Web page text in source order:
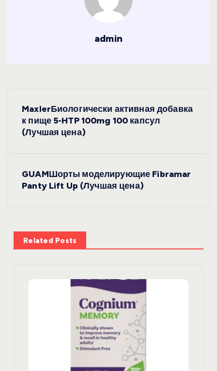
admin
MaxlerБиологически активная добавка
к пище 5-HTP 100mg 100 капсул
(Лучшая цена)
GUAMШорты моделирующие Fibramar
Panty Lift Up (Лучшая цена)
Related Posts